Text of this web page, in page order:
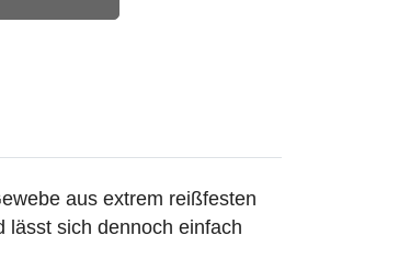
aus extrem reißfesten
lässt sich dennoch einfach